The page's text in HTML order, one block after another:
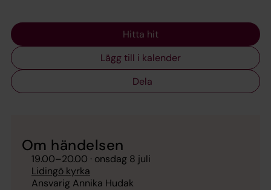
Hitta hit
Lägg till i kalender
Dela
Om händelsen
19.00–20.00 · onsdag 8 juli
Lidingö kyrka
Ansvarig Annika Hudak